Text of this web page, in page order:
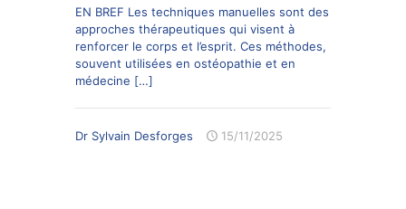
EN BREF Les techniques manuelles sont des
approches thérapeutiques qui visent à
renforcer le corps et l’esprit. Ces méthodes,
souvent utilisées en ostéopathie et en
médecine […]
Dr Sylvain Desforges 15/11/2025